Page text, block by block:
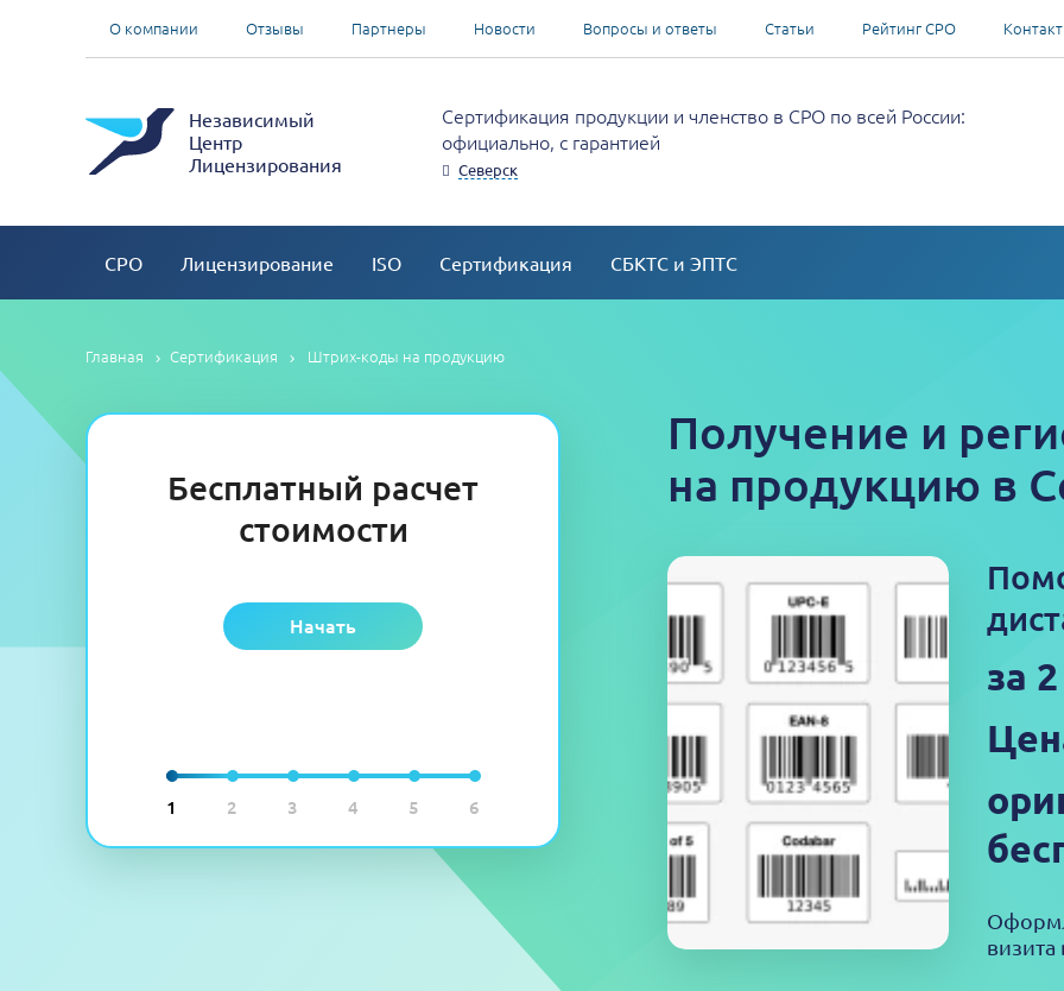
О компании Отзывы Партнеры Новости Вопросы и ответы Статьи Рейтинг СРО
Независимый
Центр
Лицензирования
Сертификация продукции и членство в СРО по всей России:
официально, с гарантией
Северск
СРО Лицензирование ISO Сертификация СБКТС и ЭПТС
Главная Сертификация Штрих-коды на продукцию
1 2 3 4 5 6
Бесплатный расчет
стоимости
Начать
Получение и
на продукцию в
за
визита